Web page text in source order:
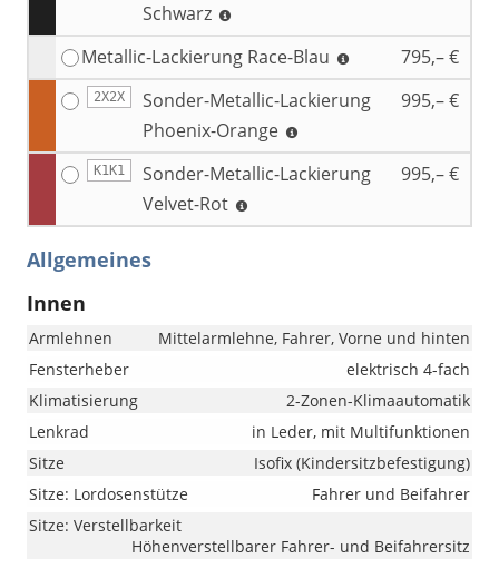
Schwarz
Metallic-Lackierung Race-Blau 795,– €
2X2X
Sonder-Metallic-Lackierung
Phoenix-Orange
995,– €
K1K1
Sonder-Metallic-Lackierung
Velvet-Rot
995,– €
Allgemeines
Innen
Armlehnen
Mittelarmlehne, Fahrer, Vorne und hinten
Fensterheber
elektrisch 4-fach
Klimatisierung
2-Zonen-Klimaautomatik
Lenkrad
in Leder, mit Multifunktionen
Sitze
Isofix (Kindersitzbefestigung)
Sitze: Lordosenstütze
Fahrer und Beifahrer
Sitze: Verstellbarkeit
Höhenverstellbarer Fahrer- und Beifahrersitz